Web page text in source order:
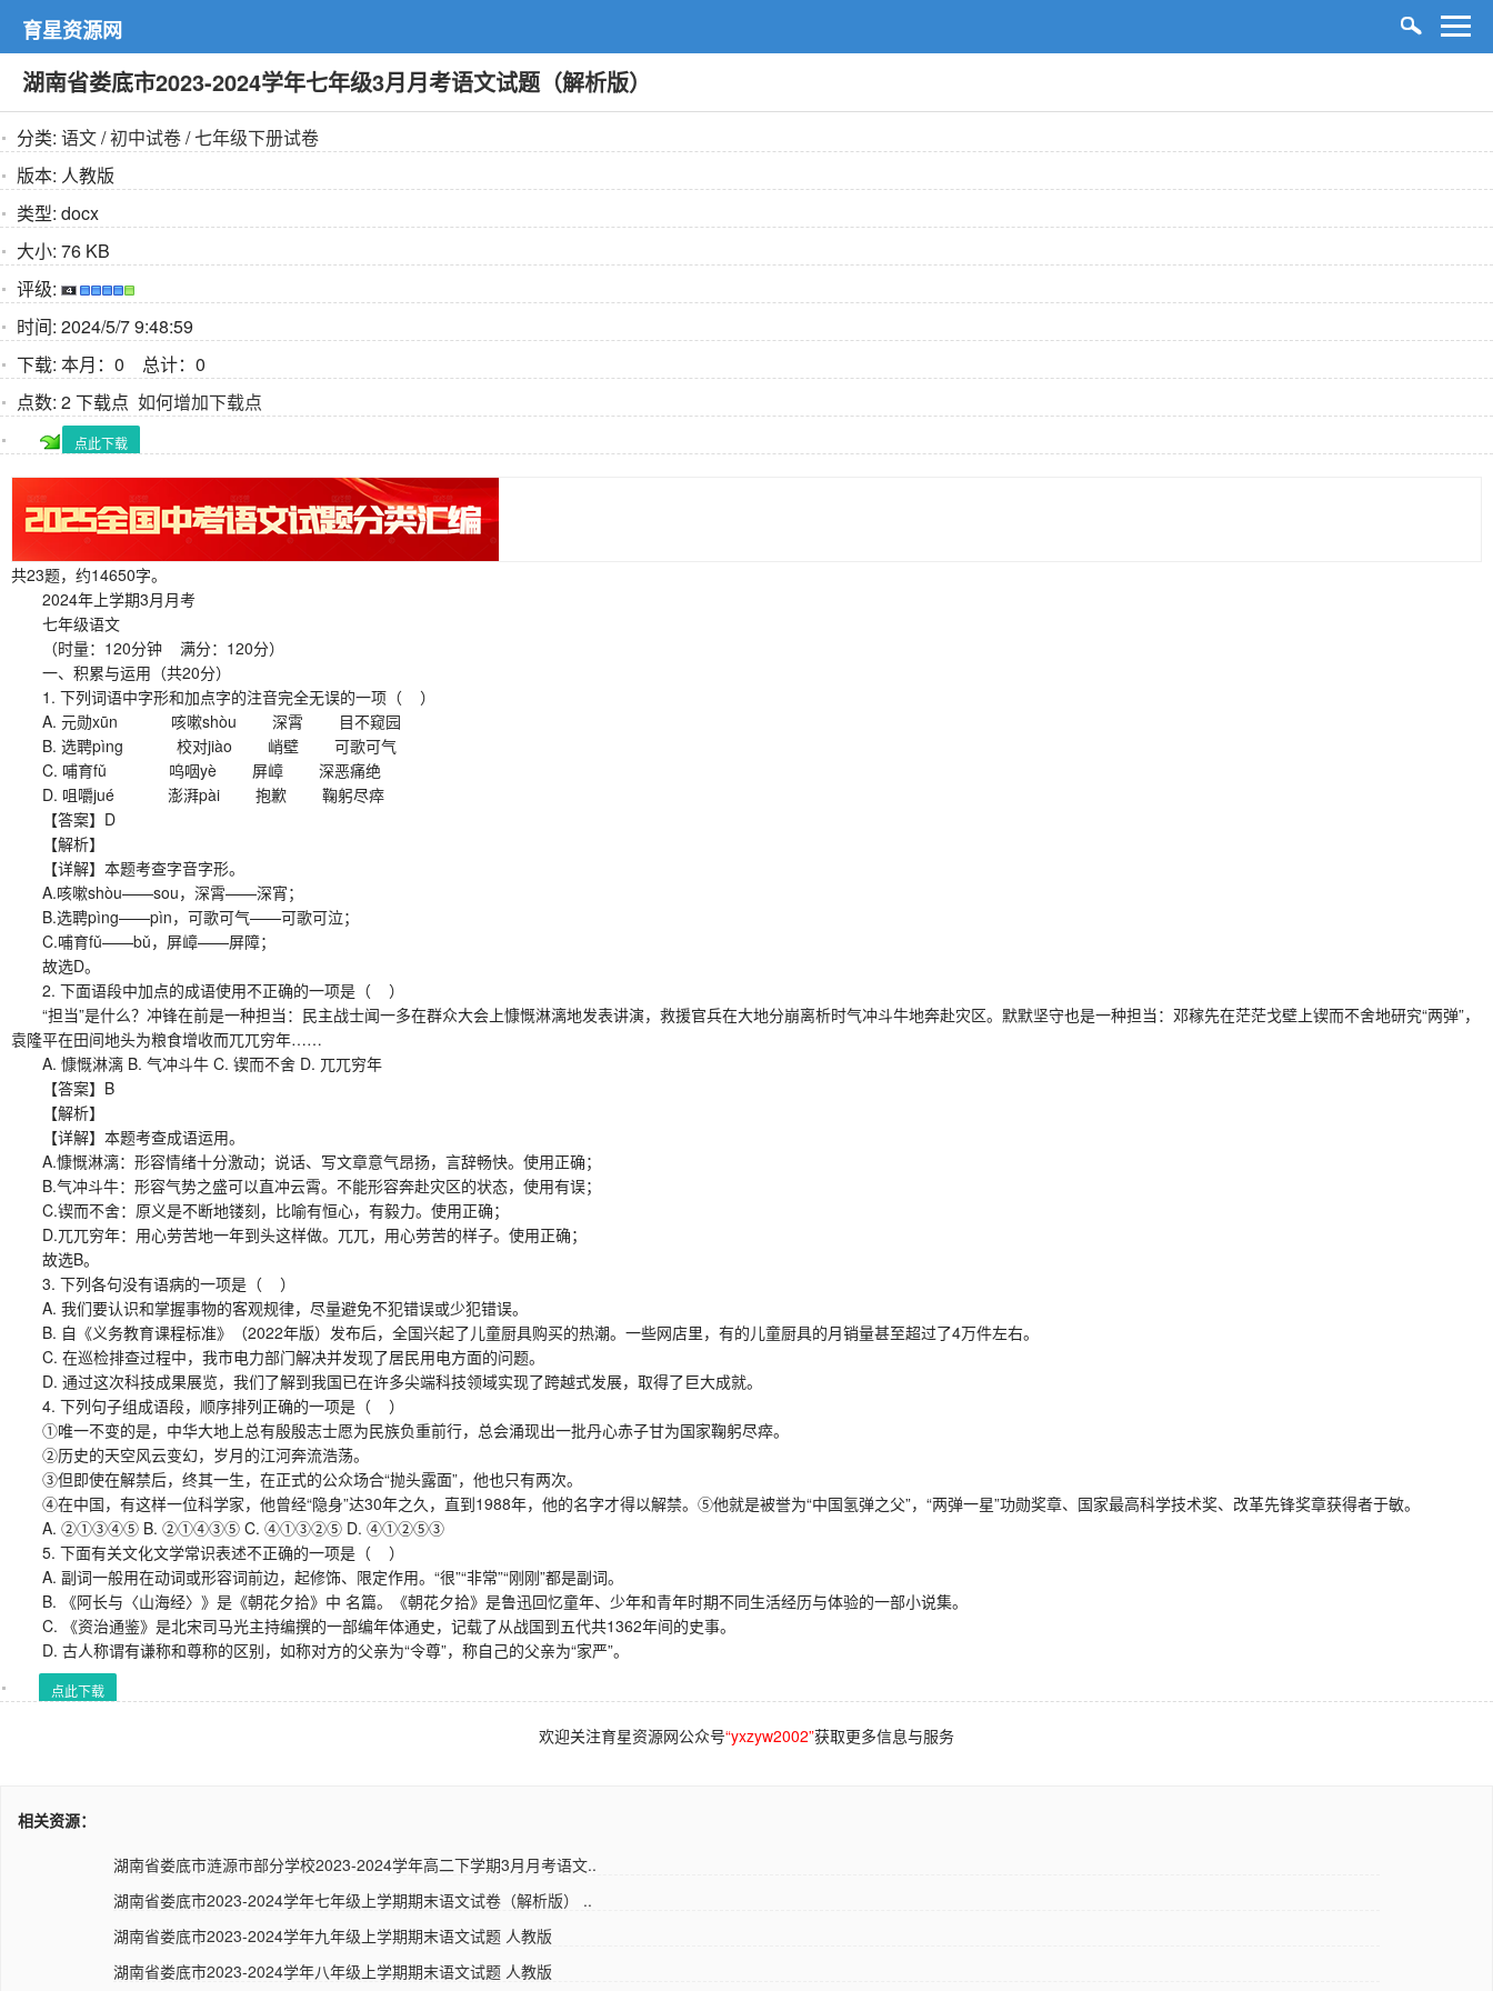
育星资源网
湖南省娄底市2023-2024学年七年级3月月考语文试题（解析版）
分类: 语文/初中试卷/七年级下册试卷
版本: 人教版
类型: docx
大小: 76 KB
评级:
时间: 2024/5/7 9:48:59
下载: 本月：0 总计：0
点数: 2 下载点 如何增加下载点
点此下载
共23题，约14650字。
2024年上学期3月月考
七年级语文
（时量：120分钟 满分：120分）
一、积累与运用（共20分）
1. 下列词语中字形和加点字的注音完全无误的一项（ ）
A. 元勋xūn 咳嗽shòu 深霄 目不窥园
B. 选聘pìng 校对jiào 峭壁 可歌可气
C. 哺育fǔ 呜咽yè 屏嶂 深恶痛绝
D. 咀嚼jué 澎湃pài 抱歉 鞠躬尽瘁
【答案】D
【解析】
【详解】本题考查字音字形。
A.咳嗽shòu——sou，深霄——深宵；
B.选聘pìng——pìn，可歌可气——可歌可泣；
C.哺育fǔ——bǔ，屏嶂——屏障；
故选D。
2. 下面语段中加点的成语使用不正确的一项是（ ）
“担当”是什么？冲锋在前是一种担当：民主战士闻一多在群众大会上慷慨淋漓地发表讲演，救援官兵在大地分崩离析时气冲斗牛地奔赴灾区。默默坚守也是一种担当：邓稼先在茫茫戈壁上锲而不舍地研究“两弹”，
袁隆平在田间地头为粮食增收而兀兀穷年……
A. 慷慨淋漓 B. 气冲斗牛 C. 锲而不舍 D. 兀兀穷年
【答案】B
【解析】
【详解】本题考查成语运用。
A.慷慨淋漓：形容情绪十分激动；说话、写文章意气昂扬，言辞畅快。使用正确；
B.气冲斗牛：形容气势之盛可以直冲云霄。不能形容奔赴灾区的状态，使用有误；
C.锲而不舍：原义是不断地镂刻，比喻有恒心，有毅力。使用正确；
D.兀兀穷年：用心劳苦地一年到头这样做。兀兀，用心劳苦的样子。使用正确；
故选B。
3. 下列各句没有语病的一项是（ ）
A. 我们要认识和掌握事物的客观规律，尽量避免不犯错误或少犯错误。
B. 自《义务教育课程标准》（2022年版）发布后，全国兴起了儿童厨具购买的热潮。一些网店里，有的儿童厨具的月销量甚至超过了4万件左右。
C. 在巡检排查过程中，我市电力部门解决并发现了居民用电方面的问题。
D. 通过这次科技成果展览，我们了解到我国已在许多尖端科技领域实现了跨越式发展，取得了巨大成就。
4. 下列句子组成语段，顺序排列正确的一项是（ ）
①唯一不变的是，中华大地上总有殷殷志士愿为民族负重前行，总会涌现出一批丹心赤子甘为国家鞠躬尽瘁。
②历史的天空风云变幻，岁月的江河奔流浩荡。
③但即使在解禁后，终其一生，在正式的公众场合“抛头露面”，他也只有两次。
④在中国，有这样一位科学家，他曾经“隐身”达30年之久，直到1988年，他的名字才得以解禁。⑤他就是被誉为“中国氢弹之父”，“两弹一星”功勋奖章、国家最高科学技术奖、改革先锋奖章获得者于敏。
A. ②①③④⑤ B. ②①④③⑤ C. ④①③②⑤ D. ④①②⑤③
5. 下面有关文化文学常识表述不正确的一项是（ ）
A. 副词一般用在动词或形容词前边，起修饰、限定作用。“很”“非常”“刚刚”都是副词。
B. 《阿长与〈山海经〉》是《朝花夕拾》中 名篇。《朝花夕拾》是鲁迅回忆童年、少年和青年时期不同生活经历与体验的一部小说集。
C. 《资治通鉴》是北宋司马光主持编撰的一部编年体通史，记载了从战国到五代共1362年间的史事。
D. 古人称谓有谦称和尊称的区别，如称对方的父亲为“令尊”，称自己的父亲为“家严”。
点此下载
欢迎关注育星资源网公众号“yxzyw2002”获取更多信息与服务
相关资源：
湖南省娄底市涟源市部分学校2023-2024学年高二下学期3月月考语文..
湖南省娄底市2023-2024学年七年级上学期期末语文试卷（解析版） ..
湖南省娄底市2023-2024学年九年级上学期期末语文试题 人教版
湖南省娄底市2023-2024学年八年级上学期期末语文试题 人教版